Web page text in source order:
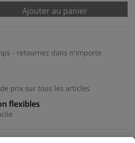
Ajouter au panier
- retournez dans n'importe
prix sur tous les articles
flexibles